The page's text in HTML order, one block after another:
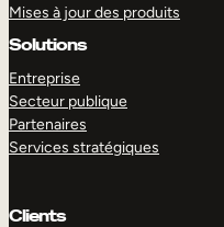
Mises à jour des produits
Solutions
Entreprise
Secteur publique
Partenaires
Services stratégiques
Clients